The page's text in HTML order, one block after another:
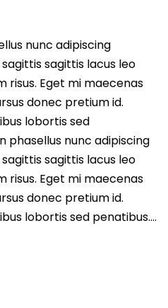
nunc adipiscing
sagittis lacus leo
risus. Eget mi maecenas
donec pretium id.
lobortis sed
phasellus nunc adipiscing
sagittis lacus leo
risus. Eget mi maecenas
donec pretium id.
lobortis sed penatibus….